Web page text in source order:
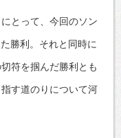
とって、今回のソン
勝利。それと同時に
符を掴んだ勝利とも
す道のりについて河